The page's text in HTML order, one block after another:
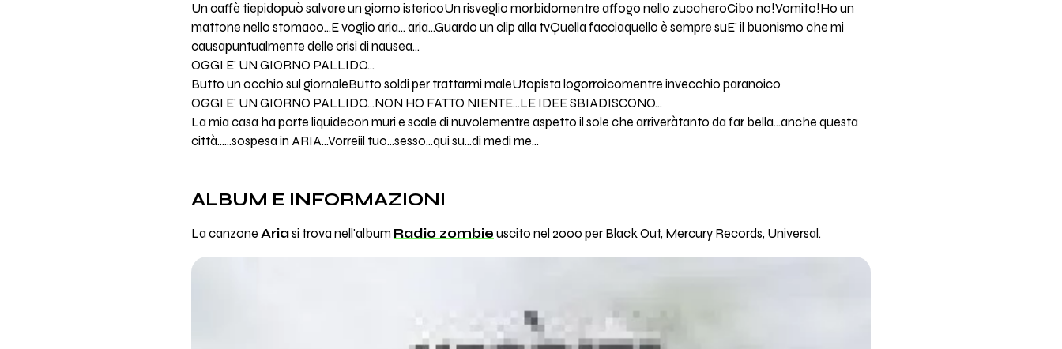
Un caffè tiepidopuò salvare un giorno istericoUn risveglio morbidomentre affogo nello zuccheroCibo no!Vomito!Ho un
mattone nello stomaco...E voglio aria... aria...Guardo un clip alla tvQuella facciaquello è sempre suE' il buonismo che mi
causapuntualmente delle crisi di nausea...
OGGI E' UN GIORNO PALLIDO...
Butto un occhio sul giornaleButto soldi per trattarmi maleUtopista logorroicomentre invecchio paranoico
OGGI E' UN GIORNO PALLIDO...NON HO FATTO NIENTE...LE IDEE SBIADISCONO...
La mia casa ha porte liquidecon muri e scale di nuvolementre aspetto il sole che arriveràtanto da far bella...anche questa
città......sospesa in ARIA...Vorreiil tuo...sesso...qui su...di medi me...
ALBUM E INFORMAZIONI
La canzone Ariasi trova nell'album Radio zombie uscito nel 2000 per Black Out, Mercury Records, Universal.